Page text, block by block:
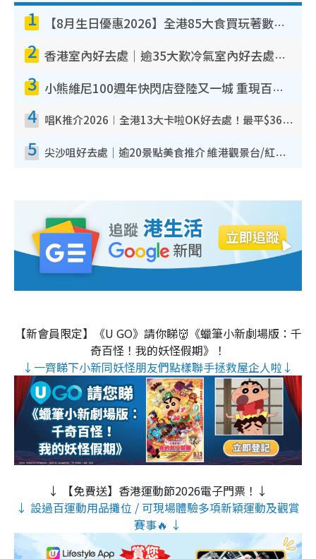
1 【8月生日優惠2026】全港85大食買玩著數攻略 自助餐/火鍋放題同行免費＋誠品/DONKI送現金券
2 香港室內好去處｜逾35大歎冷氣室內好去處推介 室內活動免費避雨無懼落雨
3 小熊維尼100週年快閃店登陸又一城 重現百畝森林經典場景／獨家限定盲盒登場／專屬DIY香水
4 唱K推介2026︱全港13大卡啦OK好去處！最平$36起 日文K都有！(附地址+收費詳情)
5 尖沙咀好去處｜逾20景點美食推介 維港觀景台/紅磚古蹟/九龍公園/室內遊樂場
【新會員限定】《U GO》請你睇👹《蠟筆小新劇場版：千
奇百怪！我的妖怪假期》！
↓一齊睇下小新同妖怪朋友們點樣聯手拯救屋企人啦↓
↓ 【免費送】香港運動節2026電子門票！↓
↓ 設過百運動用品攤位 / 可現場體驗多項新穎運動及觀賞
賽事🔥 ↓